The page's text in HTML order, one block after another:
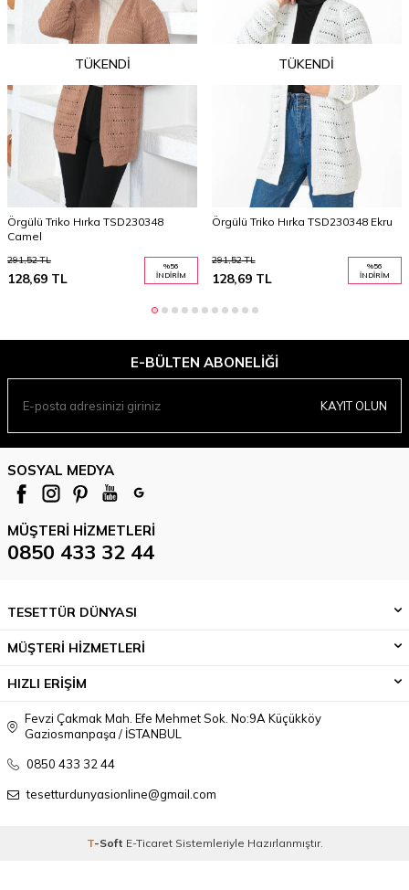
TÜKENDI
Örgülü Triko Hırka TSD230348
Camel
291,52TL
128,69 TL
%56
İNDIRIM
TÜKENDI
Örgülü Triko Hırka TSD230348 Ekru
291,52TL
128,69TL
%56
İNDIRIM
E-BÜLTEN ABONELIĞI
KAYIT OLUN
SOSYAL MEDYA
MÜŞTERI HIZMETLERI
0850 433 32 44
TESETTÜR DÜNYASI
MÜŞTERİ HİZMETLERİ
HIZLI ERİŞİM
Fevzi Çakmak Mah. Efe Mehmet Sok. No:9A Küçükköy
Gaziosmanpaşa / İSTANBUL
0850 433 32 44
tesetturdunyasionline@gmail.com
T-Soft E-TicaretSistemleriyle Hazırlanmıştır.